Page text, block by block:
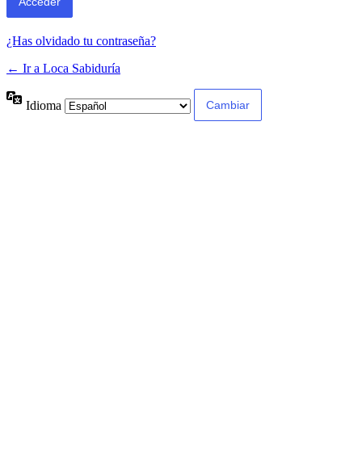
¿Has olvidado tu contraseña?
← Ir a Loca Sabiduría
Idioma